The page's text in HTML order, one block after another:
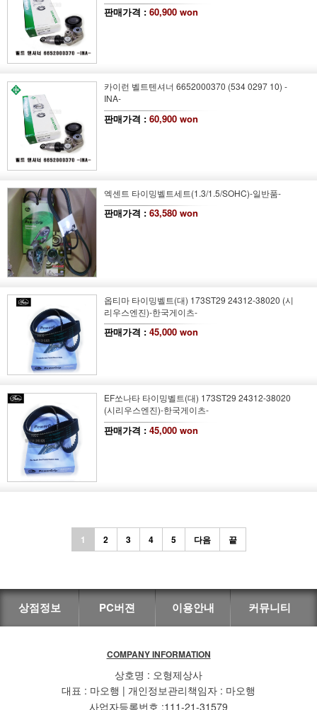
판매가격 : 60,900 won
카이런 벨트텐셔너 6652000370 (534 0297 10) -
INA-
판매가격 : 60,900 won
엑센트 타이밍벨트세트(1.3/1.5/SOHC)-일반품-
판매가격 : 63,580 won
옵티마 타이밍벨트(대) 173ST29 24312-38020 (시
리우스엔진)-한국게이츠-
판매가격 : 45,000 won
EF쏘나타 타이밍벨트(대) 173ST29 24312-38020
(시리우스엔진)-한국게이츠-
판매가격 : 45,000 won
1 2 3 4 5 다음 끝
상점정보 PC버젼 이용안내 커뮤니티
COMPANY INFORMATION
상호명 : 오형제상사
대표 : 마오행 | 개인정보관리책임자 : 마오행
사업자등록번호 :111-21-31579